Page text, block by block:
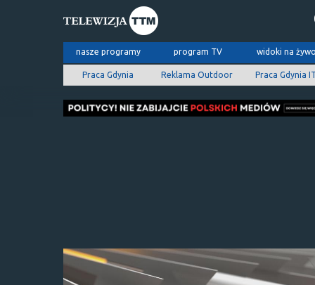
nasze programy program TV widoki na
Praca Gdynia Reklama Outdoor Praca Gdynia